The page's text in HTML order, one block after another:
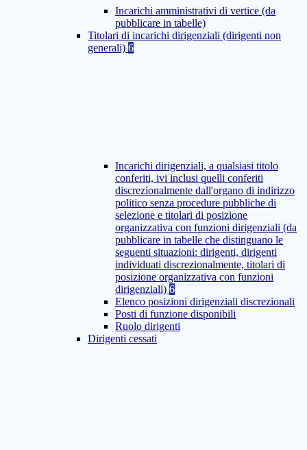
Incarichi amministrativi di vertice (da
pubblicare in tabelle)
Titolari di incarichi dirigenziali (dirigenti non
generali) 6
Incarichi dirigenziali, a qualsiasi titolo
conferiti, ivi inclusi quelli conferiti
discrezionalmente dall'organo di indirizzo
politico senza procedure pubbliche di
selezione e titolari di posizione
organizzativa con funzioni dirigenziali (da
pubblicare in tabelle che distinguano le
seguenti situazioni: dirigenti, dirigenti
individuati discrezionalmente, titolari di
posizione organizzativa con funzioni
dirigenziali) 6
Elenco posizioni dirigenziali discrezionali
Posti di funzione disponibili
Ruolo dirigenti
Dirigenti cessati